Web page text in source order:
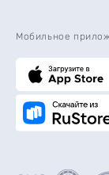
Мобильное